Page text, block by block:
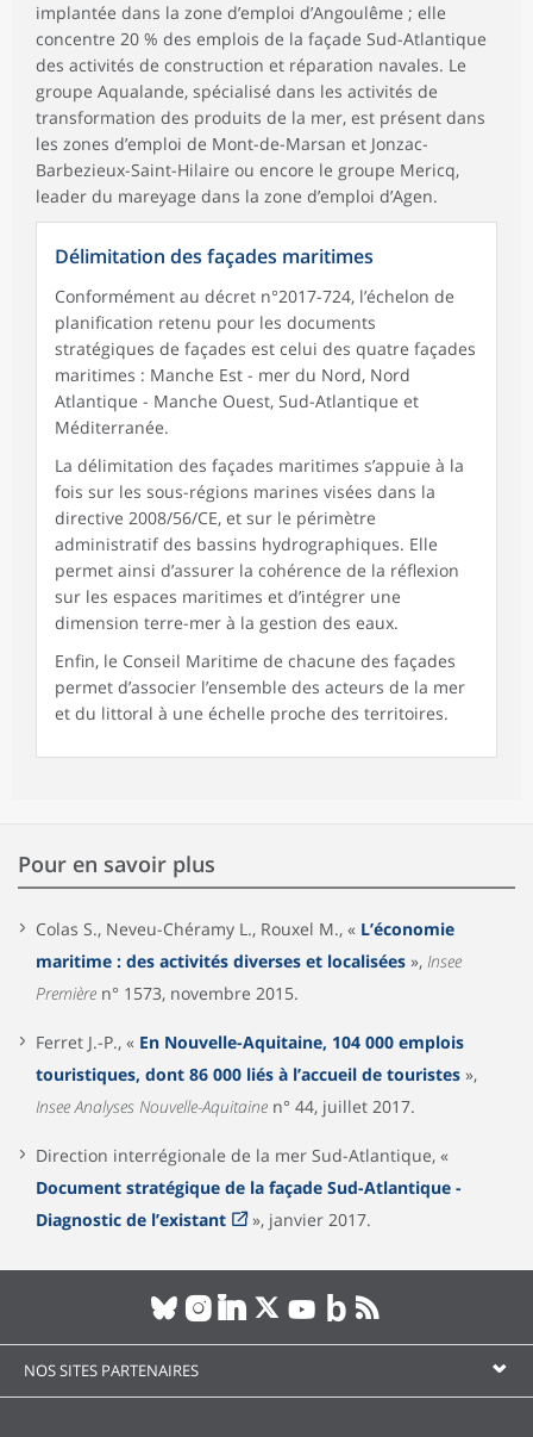
implantée dans la zone d’emploi d’Angoulême ; elle
concentre 20 % des emplois de la façade Sud-Atlantique
des activités de construction et réparation navales. Le
groupe Aqualande, spécialisé dans les activités de
transformation des produits de la mer, est présent dans
les zones d’emploi de Mont-de-Marsan et Jonzac-
Barbezieux-Saint-Hilaire ou encore le groupe Mericq,
leader du mareyage dans la zone d’emploi d’Agen.
Délimitation des façades maritimes
Conformément au décret n°2017-724, l’échelon de
planification retenu pour les documents
stratégiques de façades est celui des quatre façades
maritimes : Manche Est - mer du Nord, Nord
Atlantique - Manche Ouest, Sud-Atlantique et
Méditerranée.
La délimitation des façades maritimes s’appuie à la
fois sur les sous-régions marines visées dans la
directive 2008/56/CE, et sur le périmètre
administratif des bassins hydrographiques. Elle
permet ainsi d’assurer la cohérence de la réflexion
sur les espaces maritimes et d’intégrer une
dimension terre-mer à la gestion des eaux.
Enfin, le Conseil Maritime de chacune des façades
permet d’associer l’ensemble des acteurs de la mer
et du littoral à une échelle proche des territoires.
Pour en savoir plus
Colas S., Neveu-Chéramy L., Rouxel M., « L’économie
maritime : des activités diverses et localisées », Insee
Première n° 1573, novembre 2015.
Ferret J.-P., « En Nouvelle-Aquitaine, 104 000 emplois
touristiques, dont 86 000 liés à l’accueil de touristes »,
Insee Analyses Nouvelle-Aquitaine n° 44, juillet 2017.
Direction interrégionale de la mer Sud-Atlantique, «
Document stratégique de la façade Sud-Atlantique -
Diagnostic de l’existant
», janvier 2017.
NOS SITES PARTENAIRES